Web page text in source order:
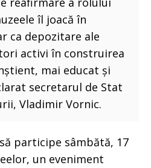
îl joacă în
ca depozitare ale
activi în construirea
mai educat și
secretarul de Stat
Vladimir Vornic.
participe sâmbătă, 17
un eveniment